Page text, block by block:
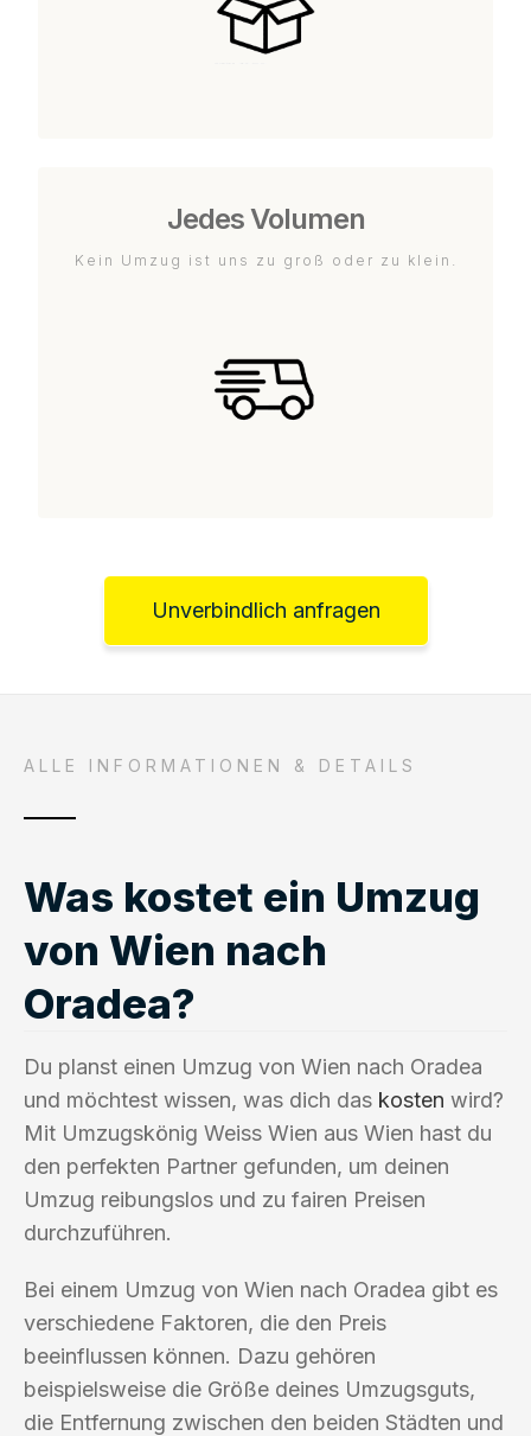
Jedes Volumen
Kein Umzug ist uns zu groß oder zu klein.
Unverbindlich anfragen
ALLE INFORMATIONEN & DETAILS
Was kostet ein Umzug
von Wien nach
Oradea?
Du planst einen Umzug von Wien nach Oradea
und möchtest wissen, was dich das kosten wird?
Mit Umzugskönig Weiss Wien aus Wien hast du
den perfekten Partner gefunden, um deinen
Umzug reibungslos und zu fairen Preisen
durchzuführen.
Bei einem Umzug von Wien nach Oradea gibt es
verschiedene Faktoren, die den Preis
beeinflussen können. Dazu gehören
beispielsweise die Größe deines Umzugsguts,
die Entfernung zwischen den beiden Städten und